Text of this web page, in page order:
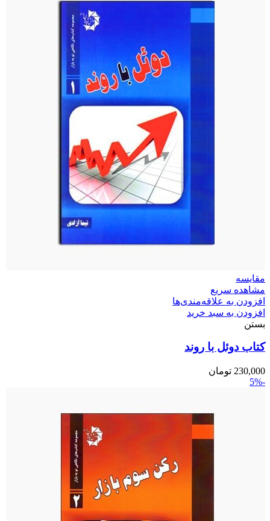
مقایسه
مشاهده سریع
افزودن به علاقه‌مندی‌ها
افزودن به سبد خرید
بستن
کتاب دوئل با روند
230,000 تومان
-5%